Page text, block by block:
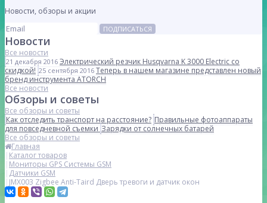
Новости, обзоры и акции
ПОДПИСАТЬСЯ
Новости
Все новости
21 декабря 2016 Электрический резчик Husqvarna K 3000 Electric со
скидкой! 25 сентября 2016 Теперь в нашем магазине представлен новый
бренд инструмента ATORCH
Все новости
Обзоры и советы
Все обзоры и советы
Как отследить транспорт на расстояние? Правильные фотоаппараты
для повседневной съемкиЗарядки от солнечных батарей
Все обзоры и советы
Главная
Каталог товаров
Мониторы GPS Системы GSM
Датчики GSM
JMX003 Zigbee Anti-Taird Дверь тревоги и датчик окон